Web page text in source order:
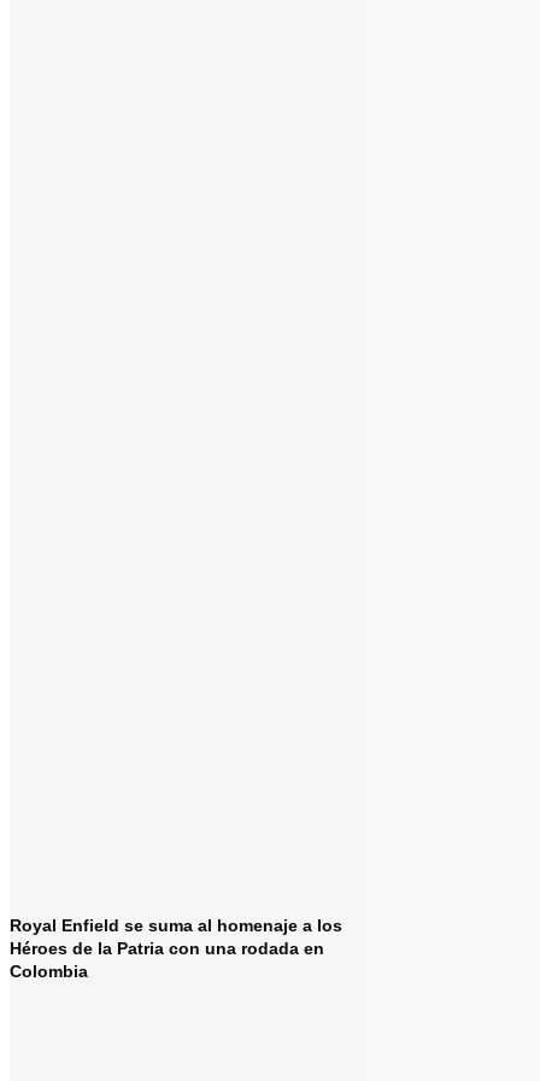
Royal Enfield se suma al homenaje a los
Héroes de la Patria con una rodada en
Colombia